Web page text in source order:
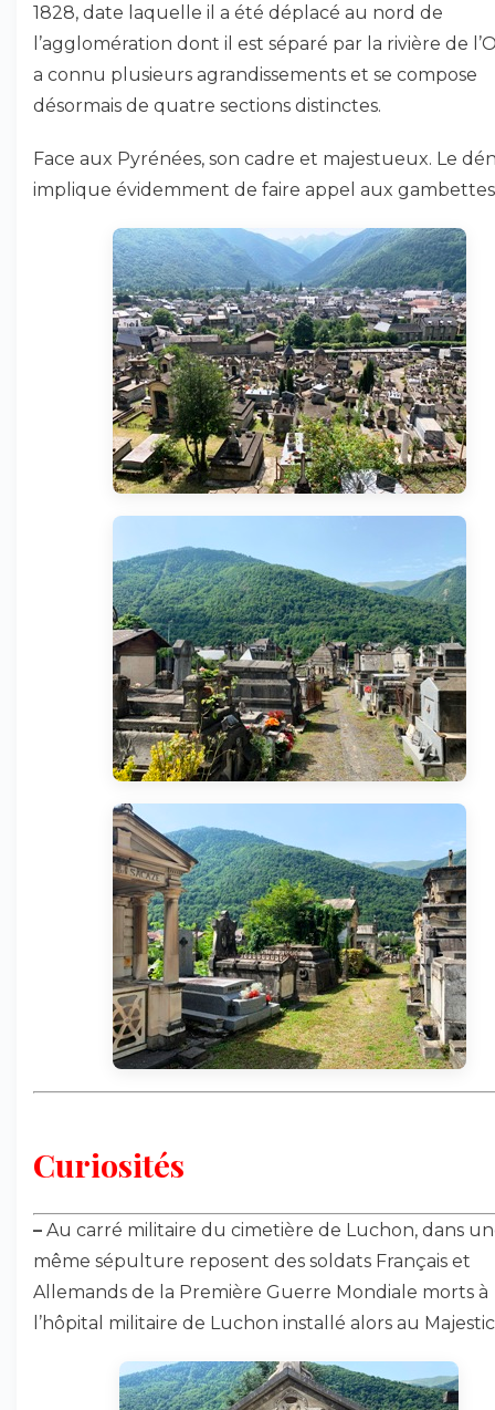
1828, date laquelle il a été déplacé au nord de
l’agglomération dont il est séparé par la rivière de
a connu plusieurs agrandissements et se compose
désormais de quatre sections distinctes.
Face aux Pyrénées, son cadre et majestueux. Le
implique évidemment de faire appel aux gambettes
Curiosités
– Au carré militaire du cimetière de Luchon, dans
même sépulture reposent des soldats Français et
Allemands de la Première Guerre Mondiale morts à
l’hôpital militaire de Luchon installé alors au